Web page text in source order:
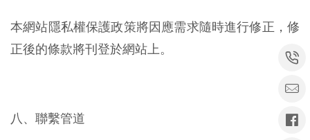
本網站隱私權保護政策將因應需求隨時進行修正，修
正後的條款將刊登於網站上。
八、聯繫管道